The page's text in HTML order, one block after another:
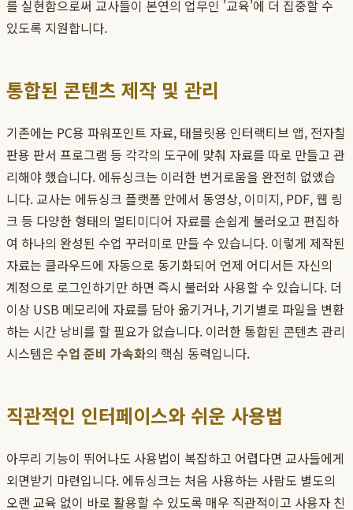
를 실현함으로써 교사들이 본연의 업무인 '교육'에 더 집중할 수
있도록 지원합니다.
통합된 콘텐츠 제작 및 관리
기존에는 PC용 파워포인트 자료, 태블릿용 인터랙티브 앱, 전자칠
판용 판서 프로그램 등 각각의 도구에 맞춰 자료를 따로 만들고 관
리해야 했습니다. 에듀싱크는 이러한 번거로움을 완전히 없앴습
니다. 교사는 에듀싱크 플랫폼 안에서 동영상, 이미지, PDF, 웹 링
크 등 다양한 형태의 멀티미디어 자료를 손쉽게 불러오고 편집하
여 하나의 완성된 수업 꾸러미로 만들 수 있습니다. 이렇게 제작된
자료는 클라우드에 자동으로 동기화되어 언제 어디서든 자신의
계정으로 로그인하기만 하면 즉시 불러와 사용할 수 있습니다. 더
이상 USB 메모리에 자료를 담아 옮기거나, 기기별로 파일을 변환
하는 시간 낭비를 할 필요가 없습니다. 이러한 통합된 콘텐츠 관리
시스템은 수업 준비 가속화의 핵심 동력입니다.
직관적인 인터페이스와 쉬운 사용법
아무리 기능이 뛰어나도 사용법이 복잡하고 어렵다면 교사들에게
외면받기 마련입니다. 에듀싱크는 처음 사용하는 사람도 별도의
오랜 교육 없이 바로 활용할 수 있도록 매우 직관적이고 사용자 친